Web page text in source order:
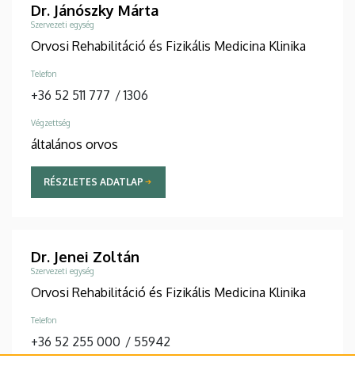
Dr. Jánószky Márta
Szervezeti egység
Orvosi Rehabilitáció és Fizikális Medicina Klinika
Telefon
+36 52 511 777 / 1306
Végzettség
általános orvos
RÉSZLETES ADATLAP
Dr. Jenei Zoltán
Szervezeti egység
Orvosi Rehabilitáció és Fizikális Medicina Klinika
Telefon
+36 52 255 000 / 55942